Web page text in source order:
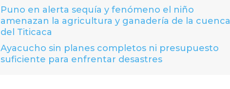
Puno en alerta sequía y fenómeno el niño
amenazan la agricultura y ganadería de la cuenca
del Titicaca
Ayacucho sin planes completos ni presupuesto
suficiente para enfrentar desastres